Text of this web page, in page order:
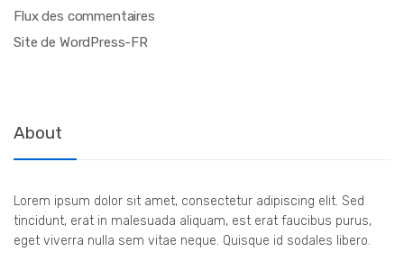
Flux des commentaires
Site de WordPress-FR
About
Lorem ipsum dolor sit amet, consectetur adipiscing elit. Sed
tincidunt, erat in malesuada aliquam, est erat faucibus purus,
eget viverra nulla sem vitae neque. Quisque id sodales libero.